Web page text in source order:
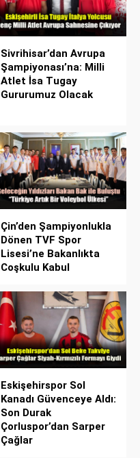
Sivrihisar’dan Avrupa
Şampiyonası’na: Milli
Atlet İsa Tugay
Gururumuz Olacak
Çin’den Şampiyonlukla
Dönen TVF Spor
Lisesi’ne Bakanlıkta
Coşkulu Kabul
Eskişehirspor Sol
Kanadı Güvenceye Aldı:
Son Durak
Çorluspor’dan Sarper
Çağlar